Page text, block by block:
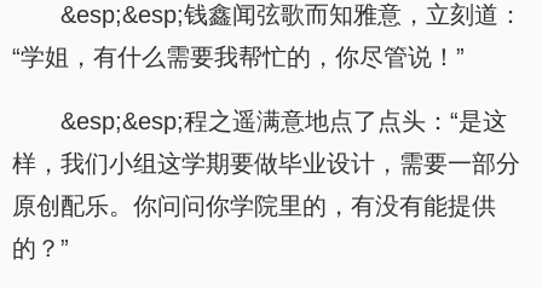
&esp;&esp;钱鑫闻弦歌而知雅意，立刻道：
“学姐，有什么需要我帮忙的，你尽管说！”
&esp;&esp;程之遥满意地点了点头：“是这
样，我们小组这学期要做毕业设计，需要一部分
原创配乐。你问问你学院里的，有没有能提供
的？”